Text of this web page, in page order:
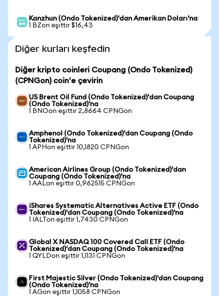
Kanzhun (Ondo Tokenized)'dan Amerikan Doları'na
1 BZon eşittir $16,43
Diğer kurları keşfedin
Diğer kripto coinleri Coupang (Ondo Tokenized)
(CPNGon) coin'e çevirin
US Brent Oil Fund (Ondo Tokenized)'dan Coupang
(Ondo Tokenized)'na
1 BNOon eşittir 2,8664 CPNGon
Amphenol (Ondo Tokenized)'dan Coupang (Ondo
Tokenized)'na
1 APHon eşittir 10,1820 CPNGon
American Airlines Group (Ondo Tokenized)'dan
Coupang (Ondo Tokenized)'na
1 AALon eşittir 0,962515 CPNGon
iShares Systematic Alternatives Active ETF (Ondo
Tokenized)'dan Coupang (Ondo Tokenized)'na
1 IALTon eşittir 1,7430 CPNGon
Global X NASDAQ 100 Covered Call ETF (Ondo
Tokenized)'dan Coupang (Ondo Tokenized)'na
1 QYLDon eşittir 1,1131 CPNGon
First Majestic Silver (Ondo Tokenized)'dan Coupang
(Ondo Tokenized)'na
1 AGon eşittir 1,1058 CPNGon